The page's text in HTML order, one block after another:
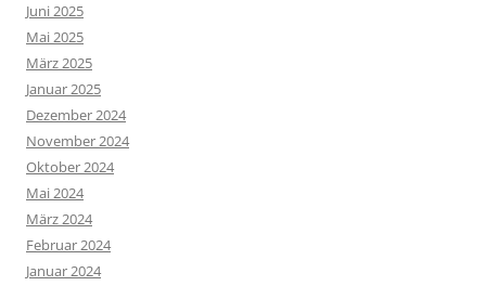
Juni 2025
Mai 2025
März 2025
Januar 2025
Dezember 2024
November 2024
Oktober 2024
Mai 2024
März 2024
Februar 2024
Januar 2024